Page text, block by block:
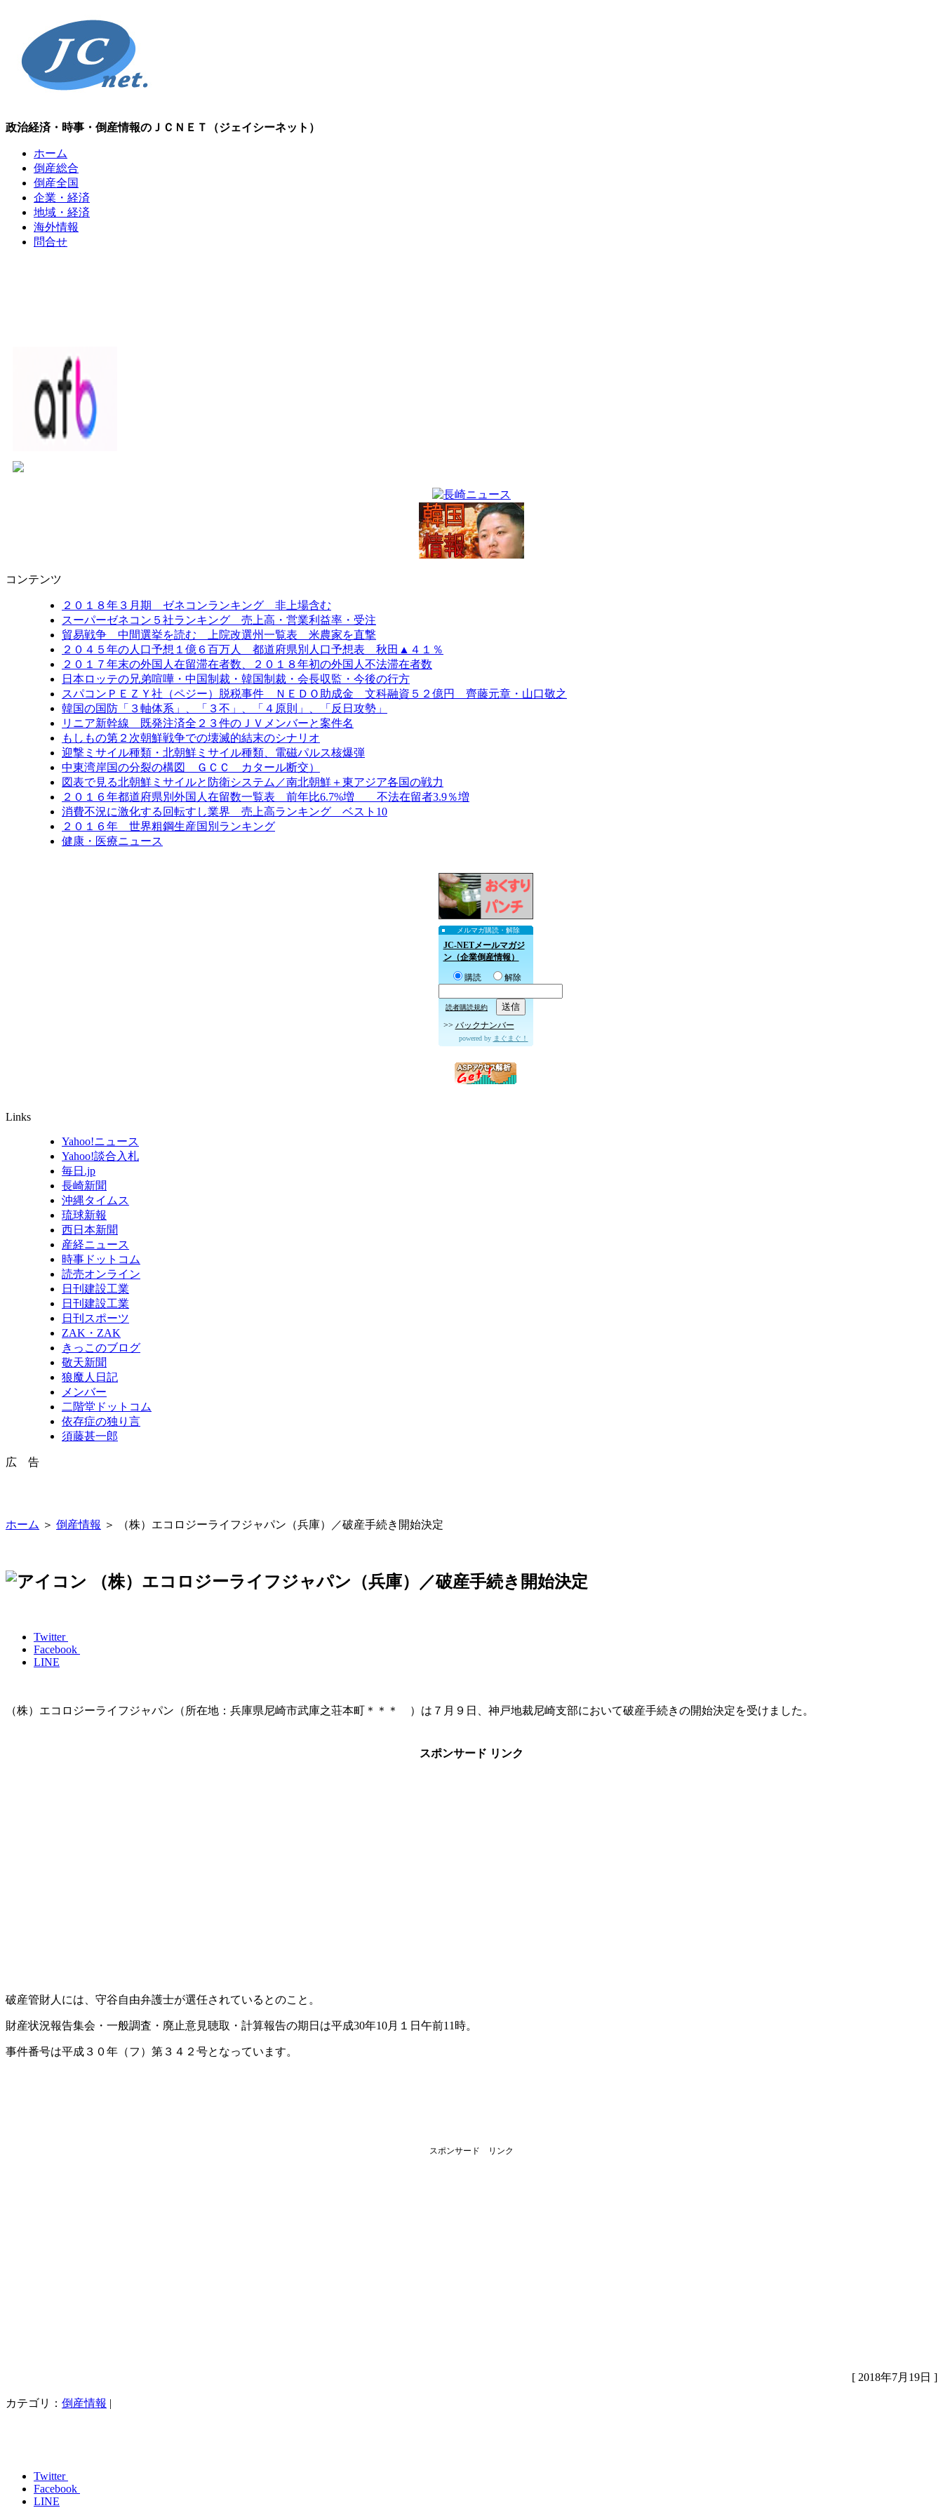
政治経済・時事・倒産情報のＪＣＮＥＴ（ジェイシーネット）
ホーム
倒産総合
倒産全国
企業・経済
地域・経済
海外情報
問合せ
コンテンツ
２０１８年３月期 ゼネコンランキング 非上場含む
スーパーゼネコン５社ランキング 売上高・営業利益率・受注
貿易戦争 中間選挙を読む 上院改選州一覧表 米農家を直撃
２０４５年の人口予想１億６百万人 都道府県別人口予想表 秋田▲４１％
２０１７年末の外国人在留滞在者数、２０１８年初の外国人不法滞在者数
日本ロッテの兄弟喧嘩・中国制裁・韓国制裁・会長収監・今後の行方
スパコンＰＥＺＹ社（ペジー）脱税事件 ＮＥＤＯ助成金 文科融資５２億円 齊藤元章・山口敬之
韓国の国防「３軸体系」、「３不」、「４原則」、「反日攻勢」
リニア新幹線 既発注済全２３件のＪＶメンバーと案件名
もしもの第２次朝鮮戦争での壊滅的結末のシナリオ
迎撃ミサイル種類・北朝鮮ミサイル種類、電磁パルス核爆弾
中東湾岸国の分裂の構図 ＧＣＣ カタール断交）
図表で見る北朝鮮ミサイルと防衛システム／南北朝鮮＋東アジア各国の戦力
２０１６年都道府県別外国人在留数一覧表 前年比6.7%増 不法在留者3.9％増
消費不況に激化する回転すし業界 売上高ランキング ベスト10
２０１６年 世界粗鋼生産国別ランキング
健康・医療ニュース
メルマガ購読・解除
JC-NETメールマガジ
ン（企業倒産情報）
購読 解除
読者購読規約
>> バックナンバー
powered by まぐまぐ！
Links
Yahoo!ニュース
Yahoo!談合入札
毎日.jp
長崎新聞
沖縄タイムス
琉球新報
西日本新聞
産経ニュース
時事ドットコム
読売オンライン
日刊建設工業
日刊建設工業
日刊スポーツ
ZAK・ZAK
きっこのブログ
敬天新聞
狼魔人日記
メンバー
二階堂ドットコム
依存症の独り言
須藤甚一郎
広 告
ホーム ＞ 倒産情報 ＞ （株）エコロジーライフジャパン（兵庫）／破産手続き開始決定
（株）エコロジーライフジャパン（兵庫）／破産手続き開始決定
Twitter
Facebook
LINE
（株）エコロジーライフジャパン（所在地：兵庫県尼崎市武庫之荘本町＊＊＊ ）は７月９日、神戸地裁尼崎支部において破産手続きの開始決定を受けました。
スポンサード リンク
破産管財人には、守谷自由弁護士が選任されているとのこと。
財産状況報告集会・一般調査・廃止意見聴取・計算報告の期日は平成30年10月１日午前11時。
事件番号は平成３０年（フ）第３４２号となっています。
スポンサード リンク
[ 2018年7月19日 ]
カテゴリ： 倒産情報 |
Twitter
Facebook
LINE